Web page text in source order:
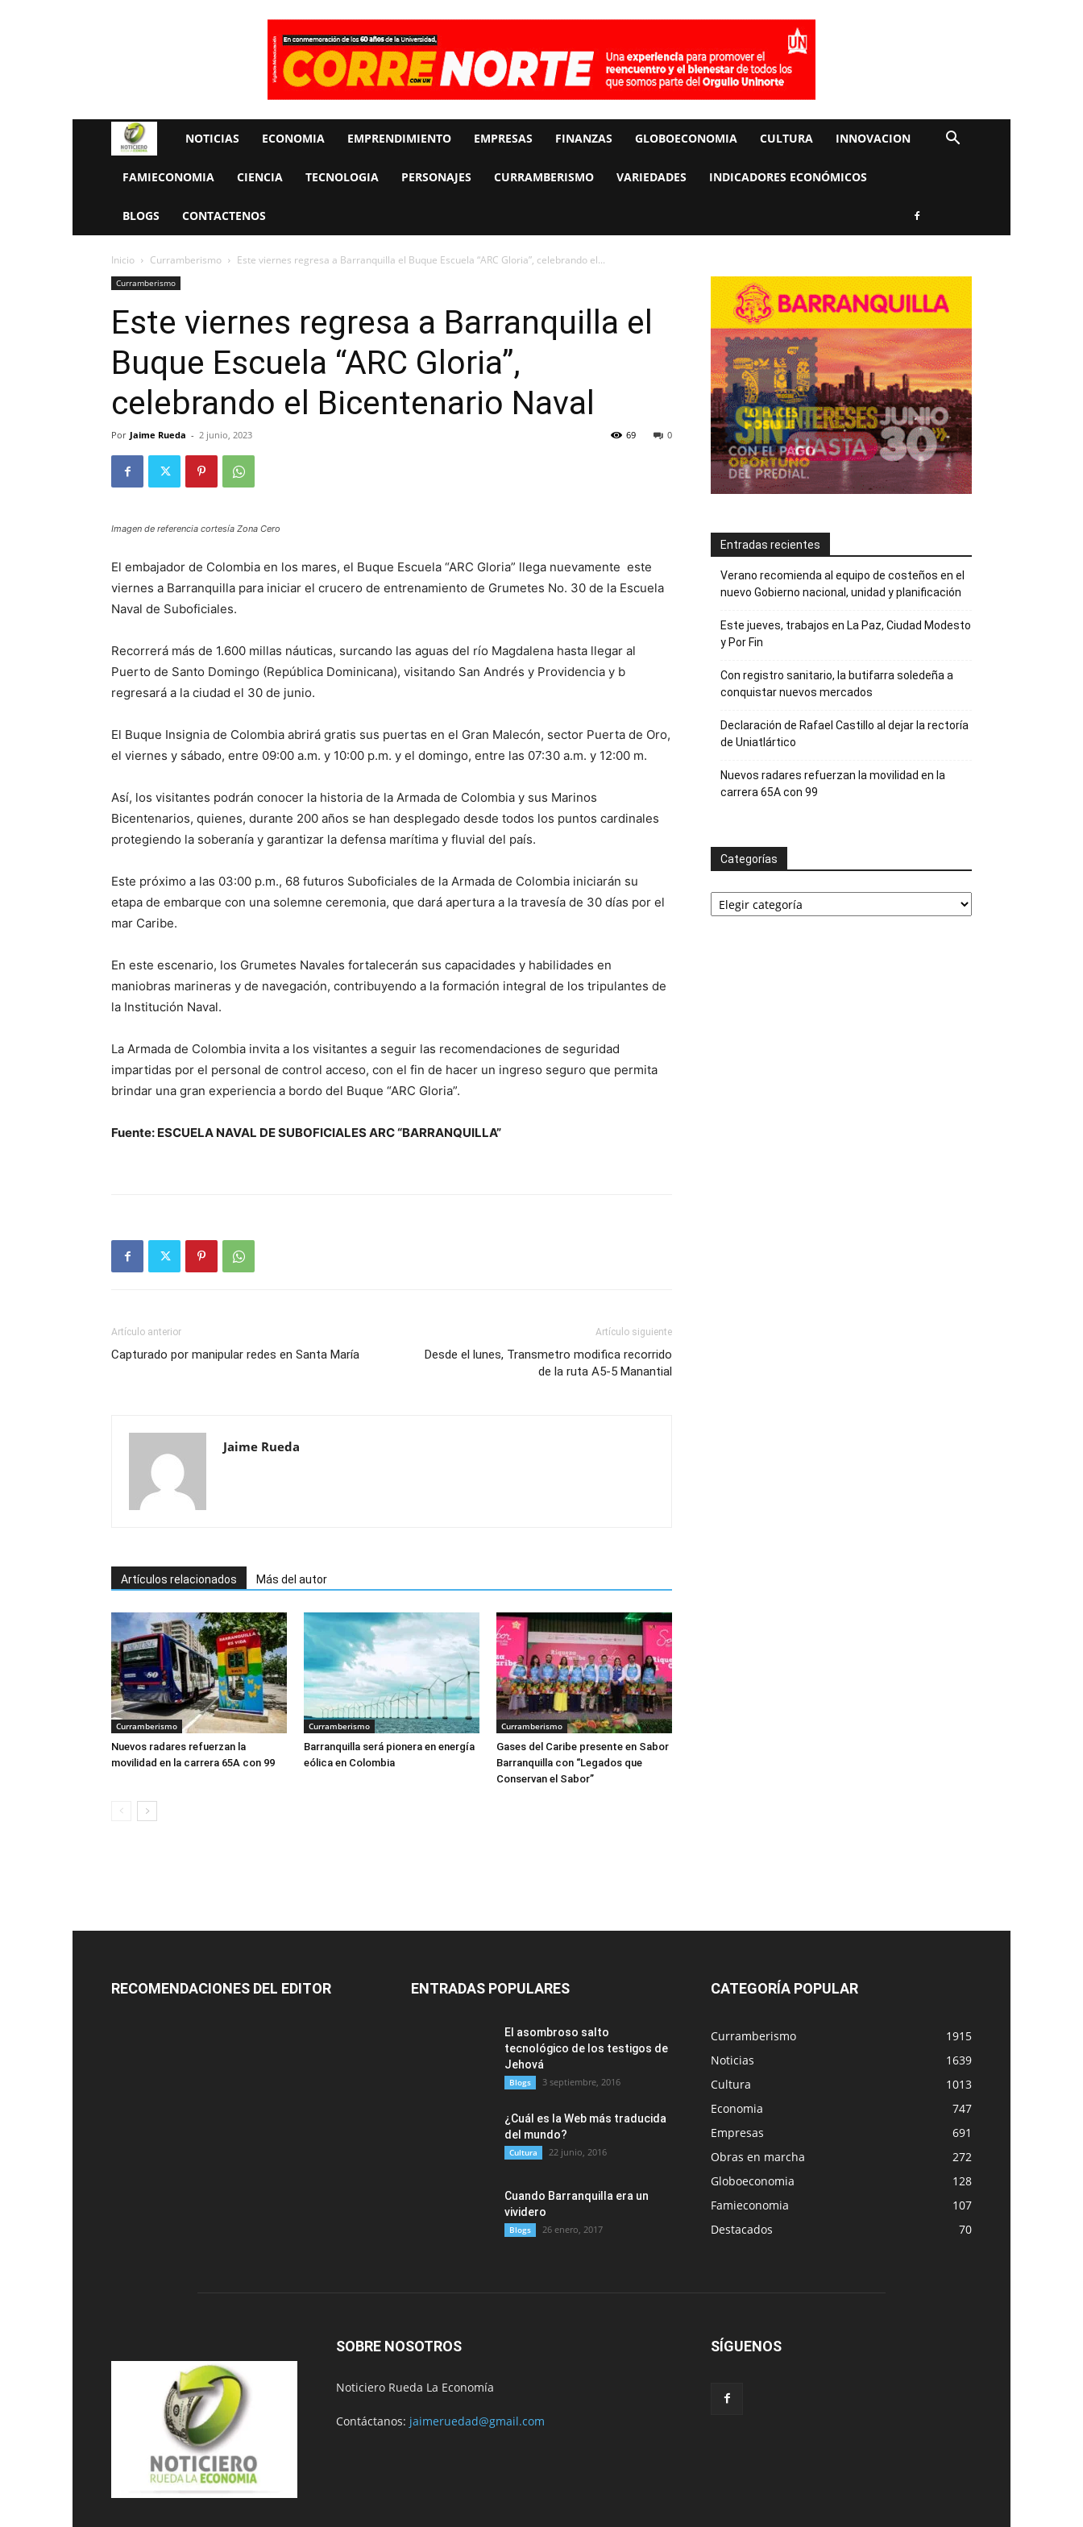
Rueda
La
Economia
NOTICIAS ECONOMIA EMPRENDIMIENTO EMPRESAS FINANZAS GLOBOECONOMIA CULTURA INNOVACION
FAMIECONOMIA CIENCIA TECNOLOGIA PERSONAJES CURRAMBERISMO VARIEDADES INDICADORES ECONÓMICOS
BLOGS CONTACTENOS
Inicio Curramberismo Este viernes regresa a Barranquilla el Buque Escuela “ARC Gloria”, celebrando el...
Curramberismo
Este viernes regresa a Barranquilla el
Buque Escuela “ARC Gloria”,
celebrando el Bicentenario Naval
Por Jaime Rueda - 2 junio, 2023 0
69
Imagen de referencia cortesía Zona Cero
El embajador de Colombia en los mares, el Buque Escuela “ARC Gloria” llega nuevamente este
viernes a Barranquilla para iniciar el crucero de entrenamiento de Grumetes No. 30 de la Escuela
Naval de Suboficiales.
Recorrerá más de 1.600 millas náuticas, surcando las aguas del río Magdalena hasta llegar al
Puerto de Santo Domingo (República Dominicana), visitando San Andrés y Providencia y b
regresará a la ciudad el 30 de junio.
El Buque Insignia de Colombia abrirá gratis sus puertas en el Gran Malecón, sector Puerta de Oro,
el viernes y sábado, entre 09:00 a.m. y 10:00 p.m. y el domingo, entre las 07:30 a.m. y 12:00 m.
Así, los visitantes podrán conocer la historia de la Armada de Colombia y sus Marinos
Bicentenarios, quienes, durante 200 años se han desplegado desde todos los puntos cardinales
protegiendo la soberanía y garantizar la defensa marítima y fluvial del país.
Este próximo a las 03:00 p.m., 68 futuros Suboficiales de la Armada de Colombia iniciarán su
etapa de embarque con una solemne ceremonia, que dará apertura a la travesía de 30 días por el
mar Caribe.
En este escenario, los Grumetes Navales fortalecerán sus capacidades y habilidades en
maniobras marineras y de navegación, contribuyendo a la formación integral de los tripulantes de
la Institución Naval.
La Armada de Colombia invita a los visitantes a seguir las recomendaciones de seguridad
impartidas por el personal de control acceso, con el fin de hacer un ingreso seguro que permita
brindar una gran experiencia a bordo del Buque “ARC Gloria”.
Fuente: ESCUELA NAVAL DE SUBOFICIALES ARC “BARRANQUILLA”
Artículo anterior
Capturado por manipular redes en Santa María
Artículo siguiente
Desde el lunes, Transmetro modifica recorrido
de la ruta A5-5 Manantial
Jaime Rueda
Artículos relacionados Más del autor
Curramberismo
Nuevos radares refuerzan la
movilidad en la carrera 65A con 99
Curramberismo
Barranquilla será pionera en energía
eólica en Colombia
Curramberismo
Gases del Caribe presente en Sabor
Barranquilla con “Legados que
Conservan el Sabor”
Entradas recientes
Verano recomienda al equipo de costeños en el
nuevo Gobierno nacional, unidad y planificación
Este jueves, trabajos en La Paz, Ciudad Modesto
y Por Fin
Con registro sanitario, la butifarra soledeña a
conquistar nuevos mercados
Declaración de Rafael Castillo al dejar la rectoría
de Uniatlártico
Nuevos radares refuerzan la movilidad en la
carrera 65A con 99
Categorías
Categorías
RECOMENDACIONES DEL EDITOR ENTRADAS POPULARES
El asombroso salto
tecnológico de los testigos de
Jehová
Blogs 3 septiembre, 2016
¿Cuál es la Web más traducida
del mundo?
Cultura 22 junio, 2016
Cuando Barranquilla era un
vividero
Blogs 26 enero, 2017
CATEGORÍA POPULAR
Curramberismo
1915
Noticias
1639
Cultura
1013
Economia
747
Empresas
691
Obras en marcha
272
Globoeconomia
128
Famieconomia
107
Destacados
70
SOBRE NOSOTROS
Noticiero Rueda La Economía
Contáctanos: jaimeruedad@gmail.com
SÍGUENOS